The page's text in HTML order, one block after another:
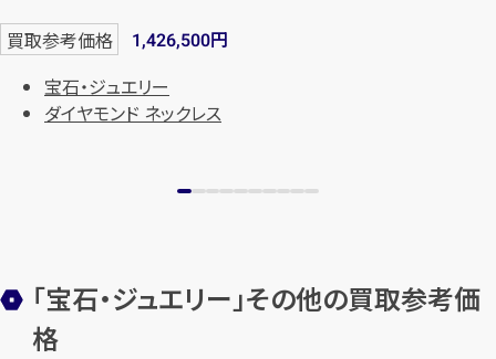
買取参考価格 1,426,500円
宝石・ジュエリー
ダイヤモンド ネックレス
「宝石・ジュエリー」その他の買取参考価
格